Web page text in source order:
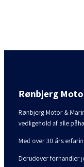
Rønbjerg
Rønbjerg Motor &
vedligehold af alle
Med over 30 års
Derudover forhandler